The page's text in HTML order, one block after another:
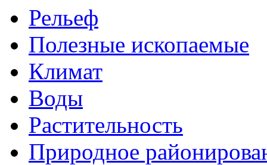
Рельеф
Полезные ископаемые
Климат
Воды
Растительность
Природное